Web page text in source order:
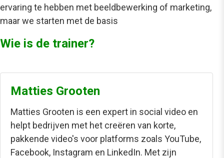
ervaring te hebben met beeldbewerking of marketing,
maar we starten met de basis
Wie is de trainer?
Matties Grooten
Matties Grooten is een expert in social video en
helpt bedrijven met het creëren van korte,
pakkende video's voor platforms zoals YouTube,
Facebook, Instagram en LinkedIn. Met zijn